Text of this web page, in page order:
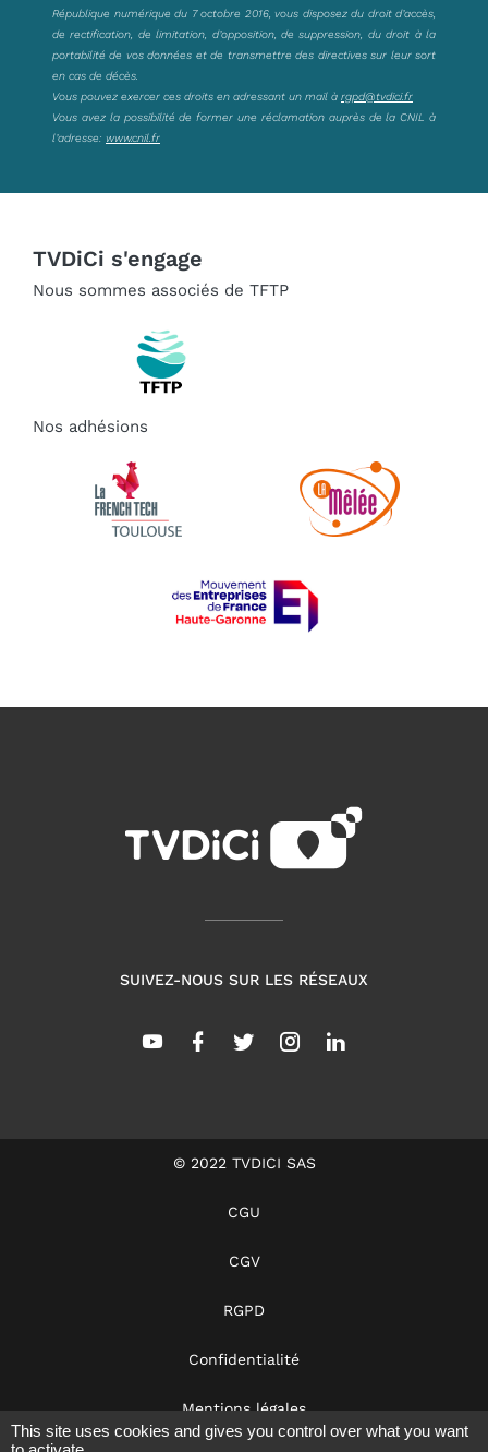
République numérique du 7 octobre 2016, vous disposez du droit d’accès,
de rectification, de limitation, d’opposition, de suppression, du droit à la
portabilité de vos données et de transmettre des directives sur leur sort
en cas de décès.
Vous pouvez exercer ces droits en adressant un mail à rgpd@tvdici.fr
Vous avez la possibilité de former une réclamation auprès de la CNIL à
l’adresse: www.cnil.fr
TVDiCi s'engage
Nous sommes associés de TFTP
Nos adhésions
SUIVEZ-NOUS SUR LES RÉSEAUX
© 2022 TVDICI SAS
CGU
CGV
RGPD
Confidentialité
Mentions légales
This site uses cookies and gives you control over what you want